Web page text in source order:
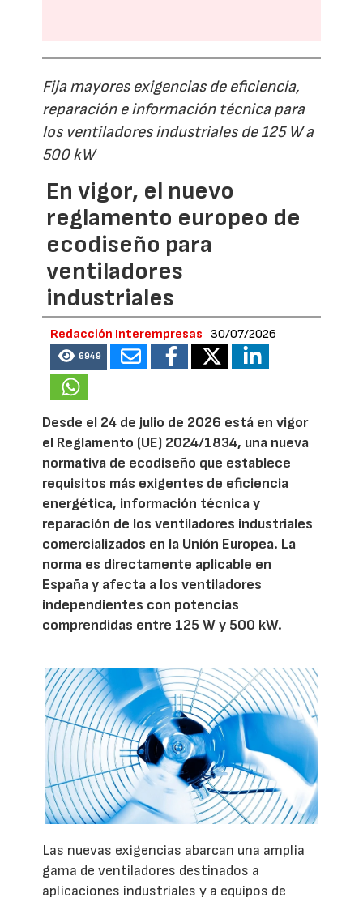
Fija mayores exigencias de eficiencia,
reparación e información técnica para
los ventiladores industriales de 125 W a
500 kW
En vigor, el nuevo
reglamento europeo de
ecodiseño para
ventiladores
industriales
Redacción Interempresas 30/07/2026
6949
Desde el 24 de julio de 2026 está en vigor
el Reglamento (UE) 2024/1834, una nueva
normativa de ecodiseño que establece
requisitos más exigentes de eficiencia
energética, información técnica y
reparación de los ventiladores industriales
comercializados en la Unión Europea. La
norma es directamente aplicable en
España y afecta a los ventiladores
independientes con potencias
comprendidas entre 125 W y 500 kW.
Las nuevas exigencias abarcan una amplia
gama de ventiladores destinados a
aplicaciones industriales y a equipos de